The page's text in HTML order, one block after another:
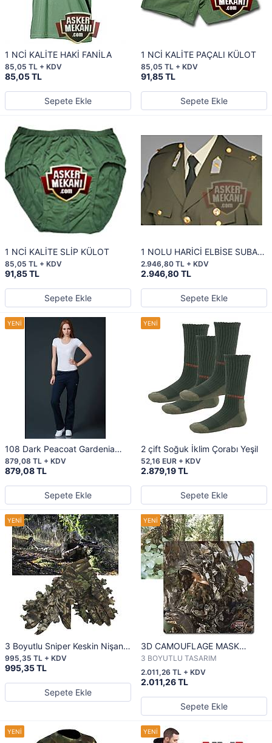
1 NCİ KALİTE HAKİ FANİLA
85,05 TL
85,05 TL + KDV
Sepete Ekle
1 NCİ KALİTE PAÇALI KÜLOT
91,85 TL
85,05 TL + KDV
Sepete Ekle
1 NCİ KALİTE SLİP KÜLOT
91,85 TL
85,05 TL + KDV
Sepete Ekle
1 NOLU HARİCİ ELBİSE SUBAY
ASTSUBAY UZMAN JANDARMA
2.946,80 TL
2.946,80 TL + KDV
Sepete Ekle
108 Dark Peacoat Gardenia
Eşofman Altı
879,08 TL
879,08 TL + KDV
Sepete Ekle
2 çift Soğuk İklim Çorabı Yeşil
2.879,19 TL
52,16 EUR + KDV
Sepete Ekle
3 Boyutlu Sniper Keskin Nişancı
eldiveni
995,35 TL
995,35 TL + KDV
Sepete Ekle
3D CAMOUFLAGE MASK
KAMUFLAJ MASKE
3 BOYUTLU TASARIM
2.011,26 TL
2.011,26 TL + KDV
Sepete Ekle